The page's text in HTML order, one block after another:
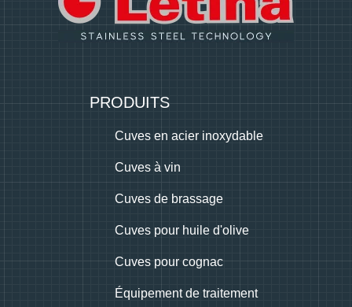
PRODUITS
Cuves en acier inoxydable
Cuves à vin
Cuves de brassage
Cuves pour huile d'olive
Cuves pour cognac
Équipement de traitement